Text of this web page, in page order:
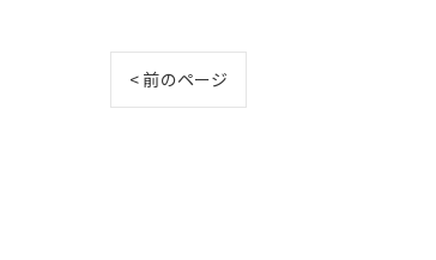
< 前のページ